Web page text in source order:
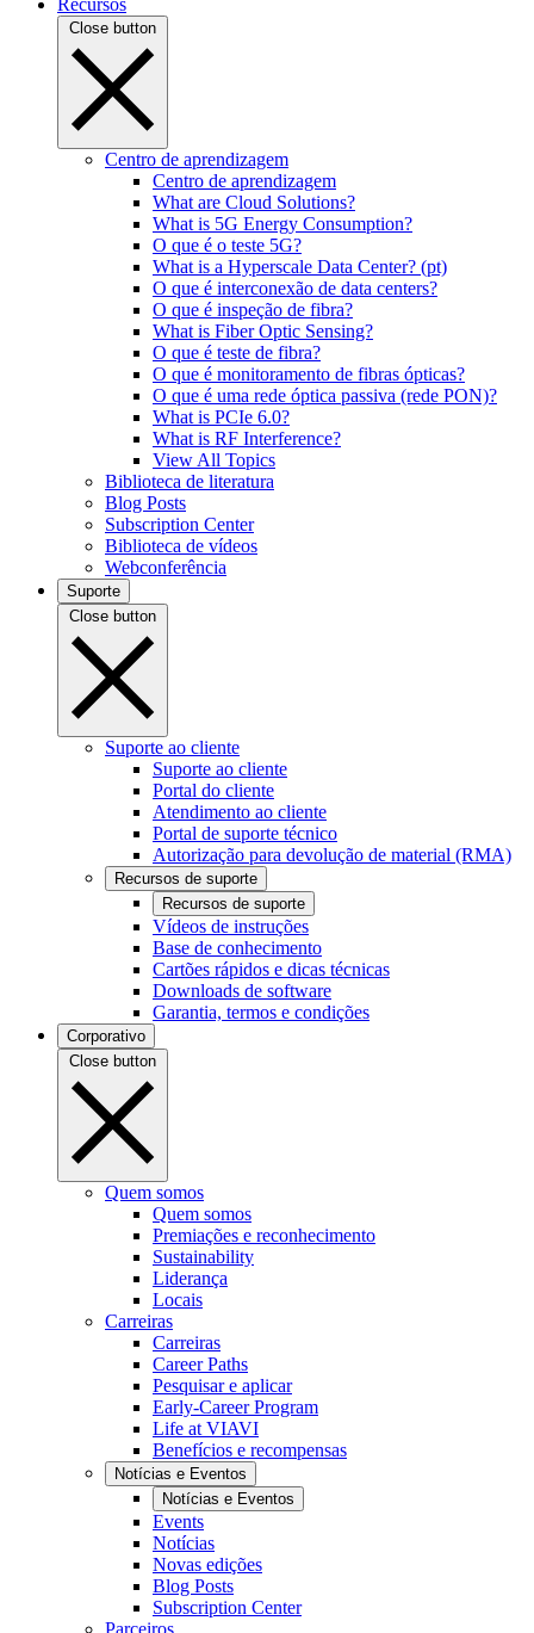
Recursos
Close button
Centro de aprendizagem
Centro de aprendizagem
What are Cloud Solutions?
What is 5G Energy Consumption?
O que é o teste 5G?
What is a Hyperscale Data Center? (pt)
O que é interconexão de data centers?
O que é inspeção de fibra?
What is Fiber Optic Sensing?
O que é teste de fibra?
O que é monitoramento de fibras ópticas?
O que é uma rede óptica passiva (rede PON)?
What is PCIe 6.0?
What is RF Interference?
View All Topics
Biblioteca de literatura
Blog Posts
Subscription Center
Biblioteca de vídeos
Webconferência
Suporte
Close button
Suporte ao cliente
Suporte ao cliente
Portal do cliente
Atendimento ao cliente
Portal de suporte técnico
Autorização para devolução de material (RMA)
Recursos de suporte
Recursos de suporte
Vídeos de instruções
Base de conhecimento
Cartões rápidos e dicas técnicas
Downloads de software
Garantia, termos e condições
Corporativo
Close button
Quem somos
Quem somos
Premiações e reconhecimento
Sustainability
Liderança
Locais
Carreiras
Carreiras
Career Paths
Pesquisar e aplicar
Early-Career Program
Life at VIAVI
Benefícios e recompensas
Notícias e Eventos
Notícias e Eventos
Events
Notícias
Novas edições
Blog Posts
Subscription Center